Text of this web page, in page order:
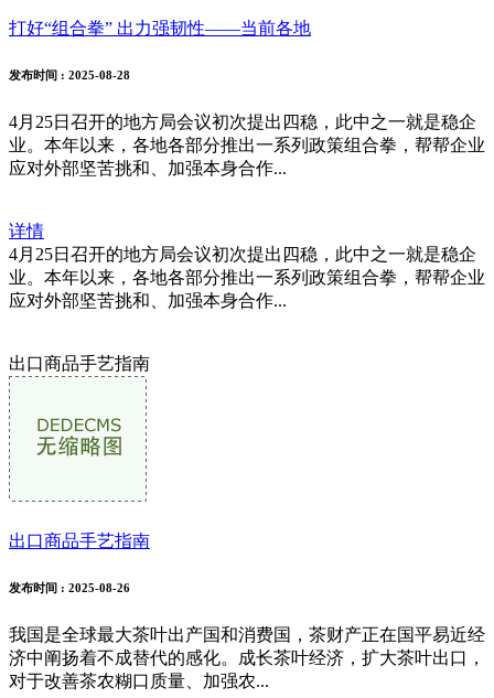
打好“组合拳” 出力强韧性——当前各地
发布时间 : 2025-08-28
4月25日召开的地方局会议初次提出四稳，此中之一就是稳企
业。本年以来，各地各部分推出一系列政策组合拳，帮帮企业
应对外部坚苦挑和、加强本身合作...
详情
4月25日召开的地方局会议初次提出四稳，此中之一就是稳企
业。本年以来，各地各部分推出一系列政策组合拳，帮帮企业
应对外部坚苦挑和、加强本身合作...
出口商品手艺指南
出口商品手艺指南
发布时间 : 2025-08-26
我国是全球最大茶叶出产国和消费国，茶财产正在国平易近经
济中阐扬着不成替代的感化。成长茶叶经济，扩大茶叶出口，
对于改善茶农糊口质量、加强农...